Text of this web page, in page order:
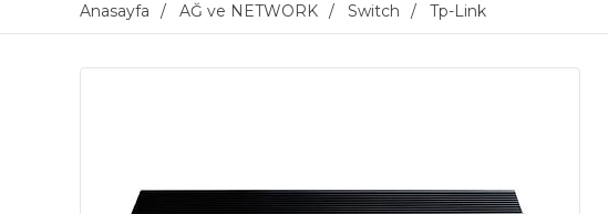
Anasayfa AĞ ve NETWORK Switch Tp-Link